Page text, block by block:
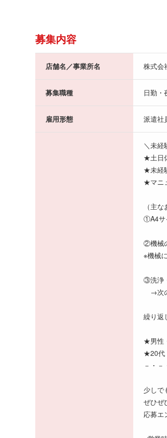
募集内容
店舗名／事業所名 株式会
募集職種 日勤・
雇用形態 派遣社
＼未経
★土日
★未経
★マニ
（主
①A4サ
②機械
※機械
③洗浄
→次
繰り返
★男性
★20代
－・
少しで
ぜひぜ
応募エ